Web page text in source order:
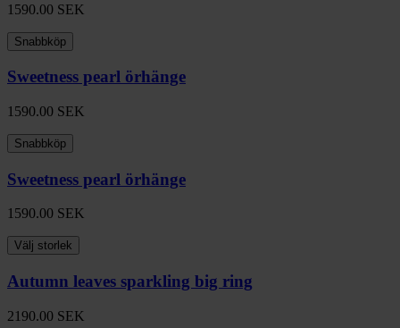
1590.00 SEK
Snabbköp
Sweetness pearl örhänge
1590.00 SEK
Snabbköp
Sweetness pearl örhänge
1590.00 SEK
Välj storlek
Autumn leaves sparkling big ring
2190.00 SEK